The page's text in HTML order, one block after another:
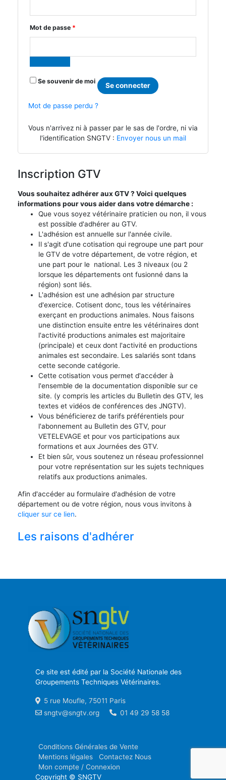
Mot de passe *
Se souvenir de moi
Se connecter
Mot de passe perdu ?
Vous n'arrivez ni à passer par le sas de l'ordre, ni via
l'identification SNGTV : Envoyer nous un mail
Inscription GTV
Vous souhaitez adhérer aux GTV ? Voici quelques
informations pour vous aider dans votre démarche :
Que vous soyez vétérinaire praticien ou non, il vous
est possible d'adhérer au GTV.
L'adhésion est annuelle sur l'année civile.
Il s'agit d'une cotisation qui regroupe une part pour
le GTV de votre département, de votre région, et
une part pour le national. Les 3 niveaux (ou 2
lorsque les départements ont fusionné dans la
région) sont liés.
L'adhésion est une adhésion par structure
d'exercice. Cotisent donc, tous les vétérinaires
exerçant en productions animales. Nous faisons
une distinction ensuite entre les vétérinaires dont
l'activité productions animales est majoritaire
(principale) et ceux dont l'activité en productions
animales est secondaire. Les salariés sont tdans
cette seconde catégorie.
Cette cotisation vous permet d'accéder à
l'ensemble de la documentation disponible sur ce
site. (y compris les articles du Bulletin des GTV, les
textes et vidéos de conférences des JNGTV).
Vous bénéficierez de tarifs préférentiels pour
l'abonnement au Bulletin des GTV, pour
VETELEVAGE et pour vos participations aux
formations et aux Journées des GTV.
Et bien sûr, vous soutenez un réseau professionnel
pour votre représentation sur les sujets techniques
relatifs aux productions animales.
Afin d'accéder au formulaire d'adhésion de votre
département ou de votre région, nous vous invitons à
cliquer sur ce lien.
Les raisons d'adhérer
Ce site est édité par la Société Nationale des
Groupements Techniques Vétérinaires.
5 rue Moufle, 75011 Paris
sngtv@sngtv.org
01 49 29 58 58
Conditions Générales de Vente
Mentions légales
Contactez Nous
Mon compte / Connexion
Copyright © SNGTV